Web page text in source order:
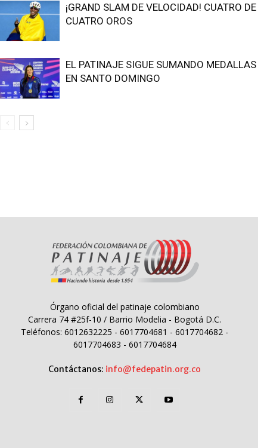
¡GRAND SLAM DE VELOCIDAD! CUATRO DE
CUATRO OROS
EL PATINAJE SIGUE SUMANDO MEDALLAS
EN SANTO DOMINGO
Órgano oficial del patinaje colombiano
Carrera 74 #25f-10 / Barrio Modelia - Bogotá D.C.
Teléfonos: 6012632225 - 6017704681 - 6017704682 -
6017704683 - 6017704684
Contáctanos: info@fedepatin.org.co